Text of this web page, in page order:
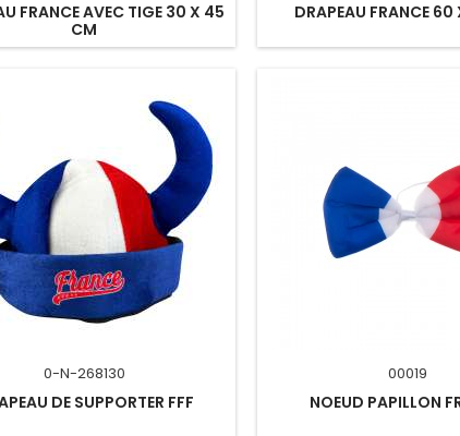
FRANCE AVEC TIGE 30 X 45
CM
DRAPEAU FRANCE
0-N-268130
DE SUPPORTER FFF
00019
NOEUD PAPILLON